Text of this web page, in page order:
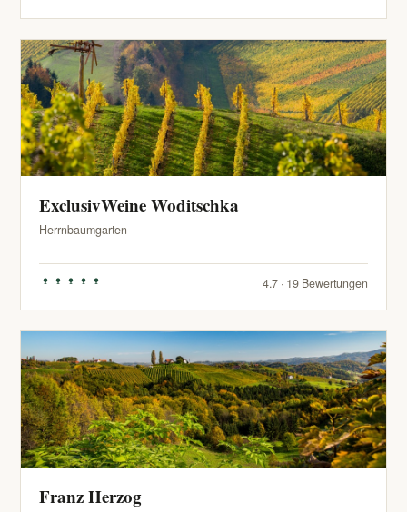
ExclusivWeine Woditschka
Herrnbaumgarten
4.7 · 19 Bewertungen
Franz Herzog